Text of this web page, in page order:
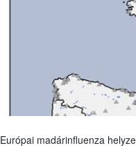
Európai madárinfluenza